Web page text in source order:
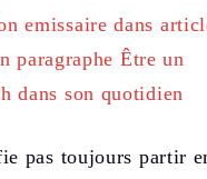
pas toujours partir